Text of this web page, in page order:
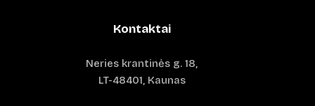
Kontaktai
Neries krantinės g. 18,
LT-48401, Kaunas